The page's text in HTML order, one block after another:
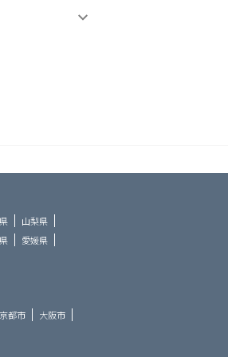
山梨県
愛媛県
京都市
大阪市